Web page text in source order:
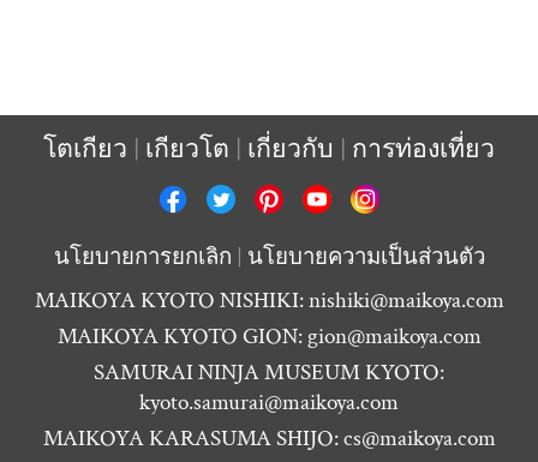
โตเกียว เกียวโต เกี่ยวกับ การท่องเที่ยว
นโยบายการยกเลิก นโยบายความเป็นส่วนตัว
MAIKOYA KYOTO NISHIKI:nishiki@maikoya.com
MAIKOYA KYOTO GION: gion@maikoya.com
SAMURAI NINJA MUSEUM KYOTO:
kyoto.samurai@maikoya.com
MAIKOYA KARASUMA SHIJO:cs@maikoya.com